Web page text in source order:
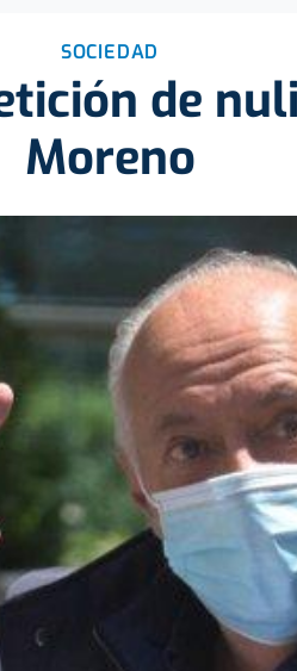
SOCIEDAD
de
Moreno